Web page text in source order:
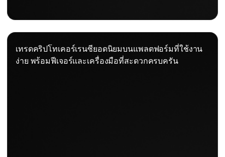
เทรดคริปโทเคอร์เรนซียอดนิยมบนแพลตฟอร์มที่ใช้งาน
ง่าย พร้อมฟีเจอร์และเครื่องมือที่สะดวกครบครัน